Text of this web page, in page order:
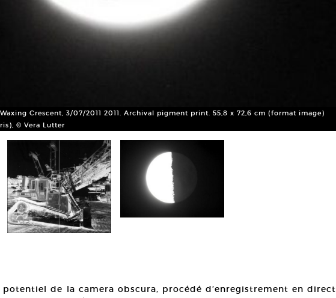
Crescent, 3/07/2011 2011. Archival pigment print. 55,8 x 72,6 cm (format image)
© Vera Lutter
de la camera obscura, procédé d’enregistrement en direct